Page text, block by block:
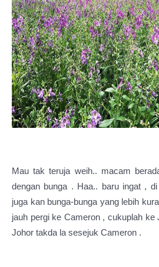
Mau tak teruja weih.. macam
dengan bunga . Haa.. baru ingat ,
juga kan bunga-bunga yang lebih
jauh pergi ke Cameron , cukuplah ke
Johor takda la sesejuk Cameron .